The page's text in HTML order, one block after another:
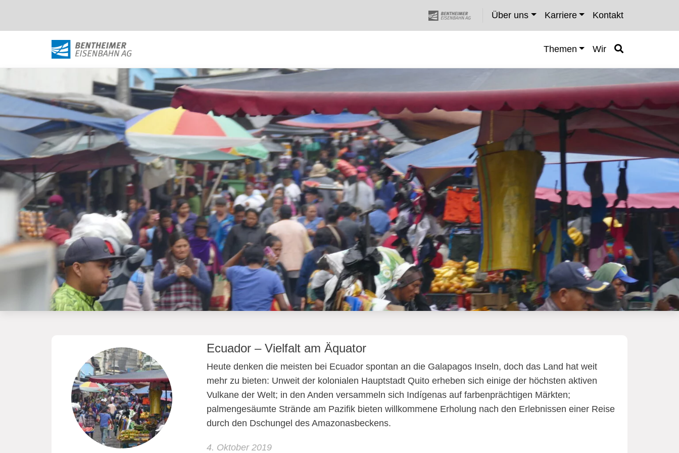
Über uns Karriere Kontakt
Themen Wir
Ecuador – Vielfalt am Äquator
Heute denken die meisten bei Ecuador spontan an die Galapagos Inseln, doch das Land hat weit
mehr zu bieten: Unweit der kolonialen Hauptstadt Quito erheben sich einige der höchsten aktiven
Vulkane der Welt; in den Anden versammeln sich Indígenas auf farbenprächtigen Märkten;
palmengesäumte Strände am Pazifik bieten willkommene Erholung nach den Erlebnissen einer Reise
durch den Dschungel des Amazonasbeckens.
4. Oktober 2019